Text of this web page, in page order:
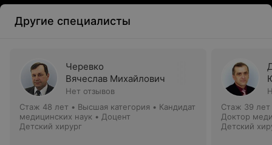
Другие специалисты
Черевко
Вячеслав Михайлович
Нет отзывов
Стаж 48 лет • Высшая категория • Кандидат
медицинских наук • Доцент
Детский хирург
Стаж 39 лет
Доктор
Детский